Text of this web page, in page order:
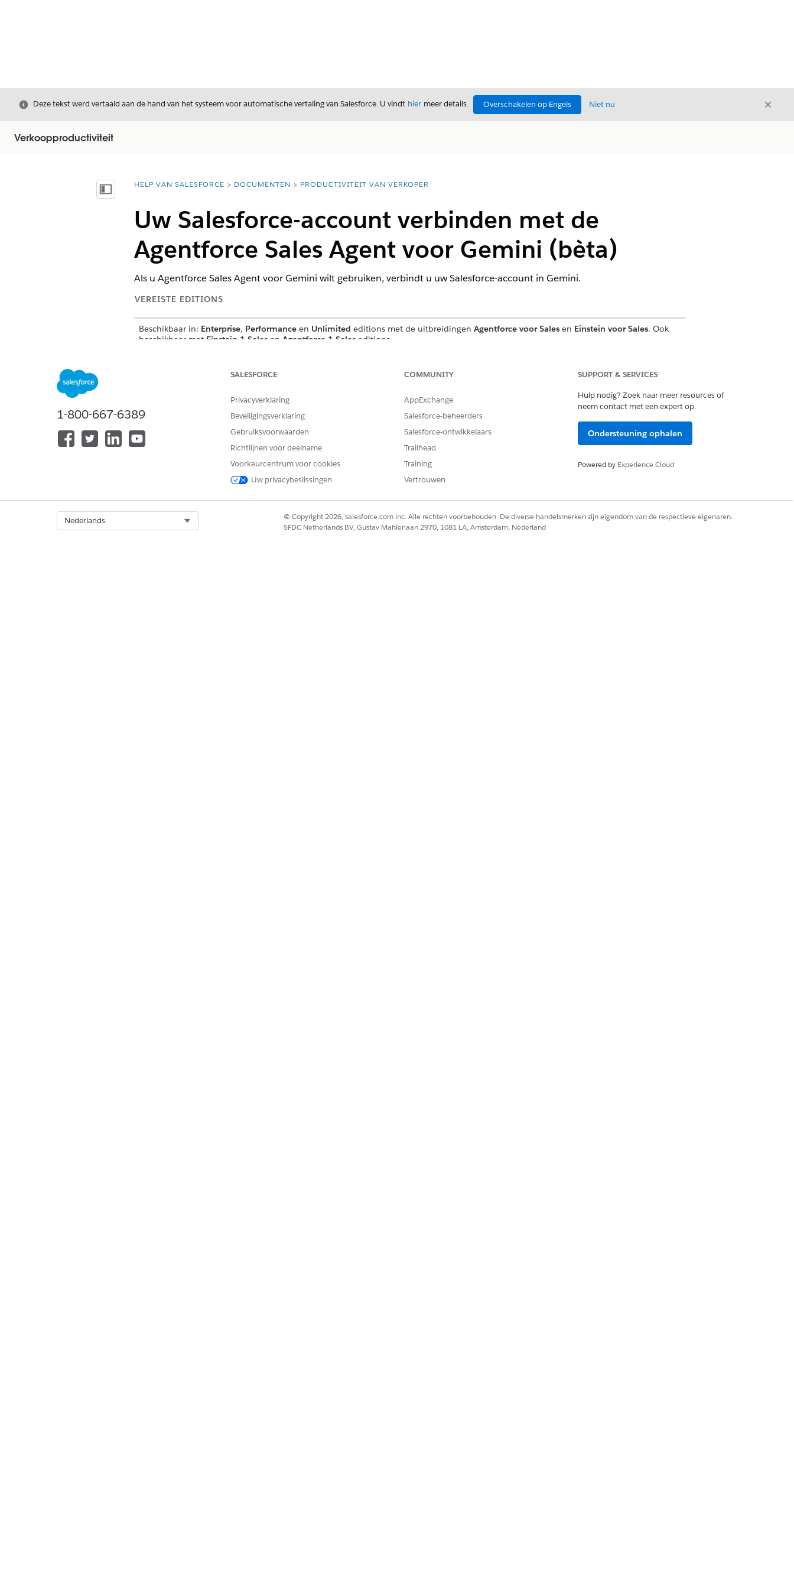
Sluiten
Deze tekst werd vertaald aan de hand van het systeem voor automatische vertaling van Salesforce. U vindt hier meer details. Overschakelen op Engels Niet nu Sluiten
Verkoopproductiviteit
Inhoudsopgave weergeven
U bent hier:
HELP VAN SALESFORCE DOCUMENTEN PRODUCTIVITEIT VAN VERKOPER
Uw Salesforce-account verbinden met de
Agentforce Sales Agent voor Gemini (bèta)
Als u Agentforce Sales Agent voor Gemini wilt gebruiken, verbindt u uw Salesforce-account in Gemini.
VEREISTE EDITIONS
Beschikbaar in: Enterprise, Performanceen Unlimited editions met de uitbreidingen Agentforce voor Salesen Einstein voor Sales. Ook
beschikbaar met Einstein 1 Salesen Agentforce 1 Saleseditions.
verbinden met uw Salesforce-account:
Aangepaste machtigingenset voor Agentforce
Verkoopagent voor Gemini
Gebruikerstoegang tot Gemini Enterprise
Klik op Agenten en selecteer Agentforce Verkoopagent.
Wanneer de agent erom vraagt, authenticeert u bij Salesforce.
Log in bij Salesforce.
Begin te chatten met de agent in Tweelingen.
1-800-667-6389
SALESFORCE
Privacyverklaring
Beveiligingsverklaring
Gebruiksvoorwaarden
Richtlijnen voor deelname
Voorkeurcentrum voor cookies
Uw privacybeslissingen
COMMUNITY
AppExchange
Salesforce-beheerders
Salesforce-ontwikkelaars
Trailhead
Training
Vertrouwen
SUPPORT & SERVICES
Hulp nodig? Zoek naar meer resources of
neem contact met een expert op.
Ondersteuning ophalen
Powered by Experience Cloud
Nederlands
© Copyright 2026, salesforce.com inc. Alle rechten voorbehouden. De diverse handelsmerken zijn eigendom van de respectieve eigenaren.
SFDC Netherlands BV, Gustav Mahlerlaan 2970, 1081 LA, Amsterdam, Nederland